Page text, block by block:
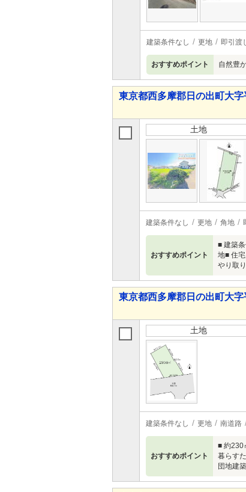
建築条件なし 更地 即引渡
おすすめポイント 自然豊
東京都西多摩郡日の出町大字
土地
建築条件なし 更地 角地
おすすめポイント
■ 建築
地■ 住
やり取
東京都西多摩郡日の出町大字
土地
建築条件なし 更地 南道路
おすすめポイント
■ 約230
暮らす
団地建